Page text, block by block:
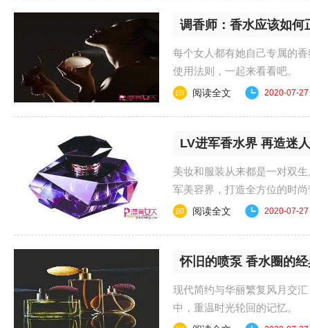
调香师：香水应该如何
每个女人都有她自己专属的
使用法则，一起来看看吧。
阅读全文 2020-07-27
LV进军香水界 再造迷
美妆和服装从来都是一对双
军美容界，打造全方位的时
ElleVee香水 奢侈品牌LV
阅读全文 2020-07-27
怀旧的喷泵 香水圈的
现代简约与华丽繁复风月交
中，重温时光轮回的记忆。